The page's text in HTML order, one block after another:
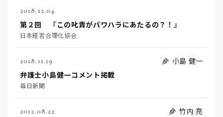
2018.12.04
第２回 『この叱責がパワハラにあたるの？！』
日本経営合理化協会
2018.11.19
小島 健一
弁護士小島健一コメント掲載
毎日新聞
2012.08.22
竹内 亮